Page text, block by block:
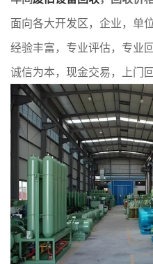
面向各大开发区，企业，单
经验丰富，专业评估，专业
诚信为本，现金交易，上门回